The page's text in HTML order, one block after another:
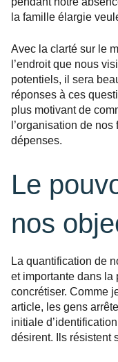
la famille élargie
Avec la clarté sur le
l’endroit que nous
potentiels, il sera
réponses à ces
plus motivant de
l’organisation de
dépenses.
Le
nos
La quantification de
et importante dans la
concrétiser. Comme
article, les gens
initiale
désirent. Ils résistent